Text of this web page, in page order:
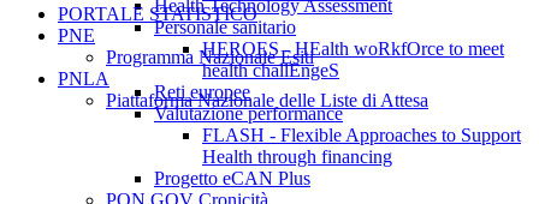
PORTALE STATISTICO
PNE
Programma Nazionale Esiti
PNLA
Piattaforma Nazionale delle Liste di Attesa
Health Technology Assessment
Personale sanitario
HEROES - HEalth woRkfOrce to meet
health challEngeS
Reti europee
Valutazione performance
FLASH - Flexible Approaches to Support
Health through financing
Progetto eCAN Plus
PON GOV Cronicità